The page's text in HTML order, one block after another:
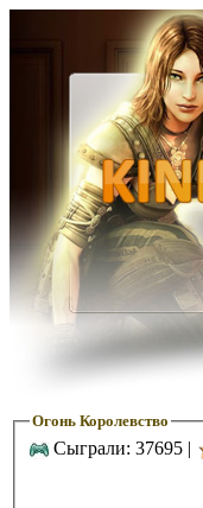
Огонь Королевство
Сыграли: 37695 |